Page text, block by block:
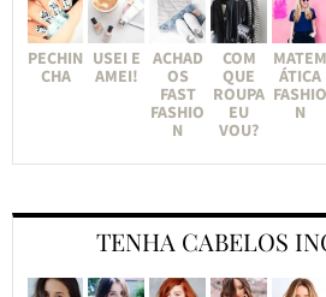
PECHIN
CHA
USEI E
AMEI!
ACHAD
OS
FAST
FASHIO
N
COM
QUE
ROUPA
EU
VOU?
MATEM
ÁTICA
FASHIO
N
TENHA CABELOS